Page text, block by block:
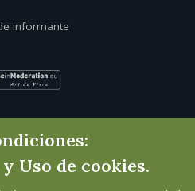
informante
Uso de cookies.